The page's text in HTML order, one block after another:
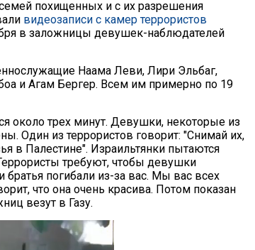
похищенных и с их разрешения
видеозаписи с камер террористов
в заложницы девушек-наблюдателей
Наама Леви, Лири Эльбаг,
и Агам Бергер. Всем им примерно по 19
около трех минут. Девушки, некоторые из
Один из террористов говорит: "Снимай их,
в Палестине". Израильтянки пытаются
требуют, чтобы девушки
погибали из-за вас. Мы вас всех
что она очень красива. Потом показан
везут в Газу.